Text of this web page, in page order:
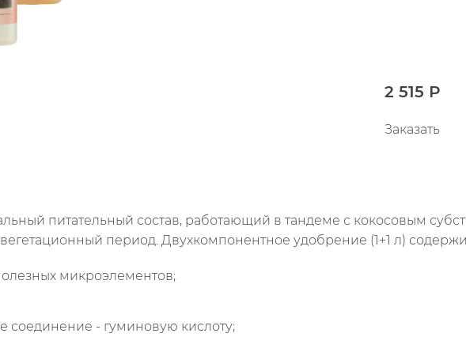
2 515 Р
Заказать
питательный состав, работающий в тандеме с кокосовым
период. Двухкомпонентное удобрение (1+1 л)
микроэлементов;
соединение - гуминовую кислоту;